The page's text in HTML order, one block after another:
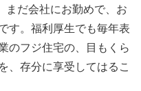
まだ会社にお勤めで、お
す。福利厚生でも毎年表
のフジ住宅の、目もくら
、存分に享受してはるこ